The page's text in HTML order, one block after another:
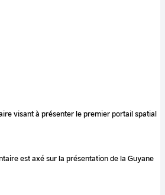
visant à présenter le premier portail spatial
est axé sur la présentation de la Guyane